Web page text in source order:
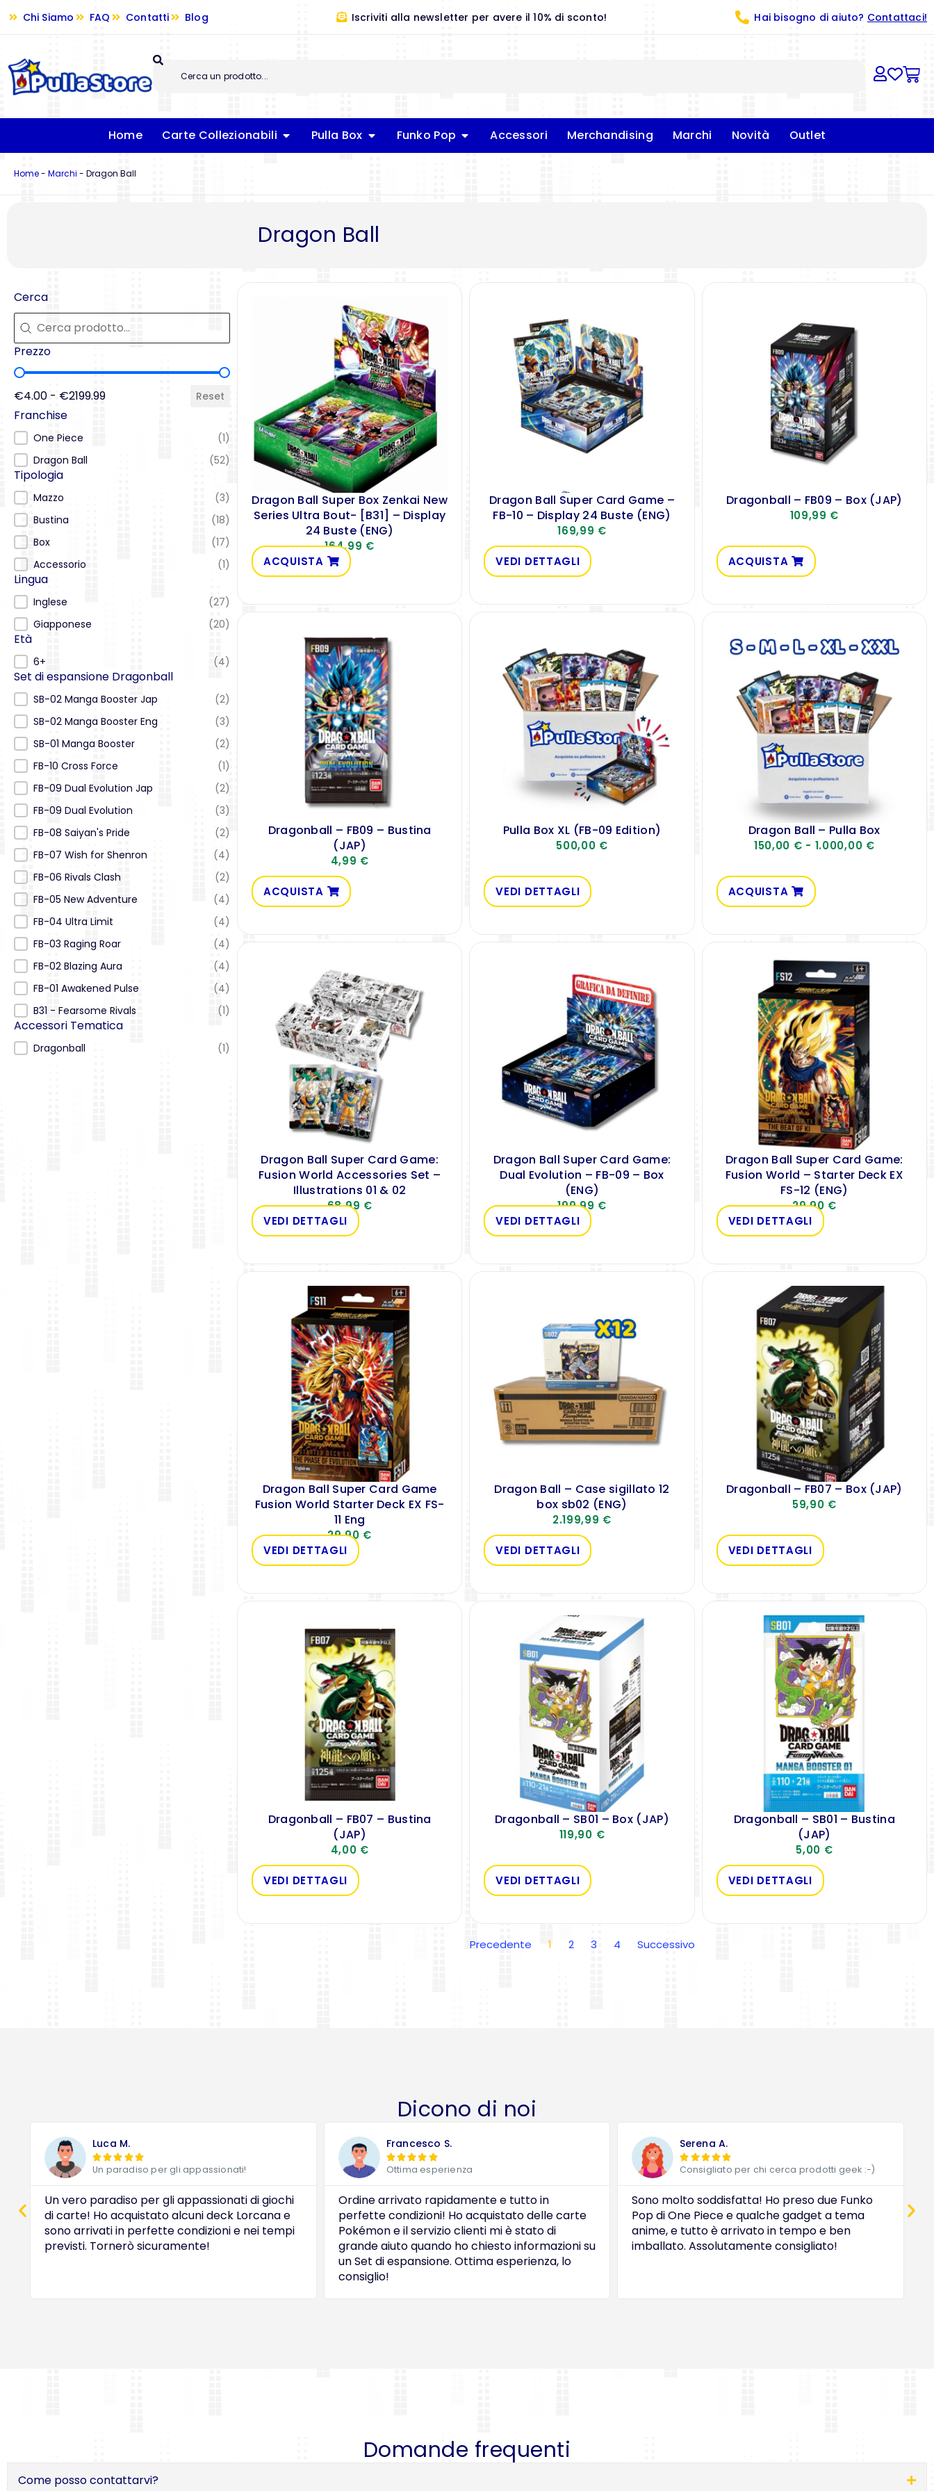
Chi Siamo FAQ Contatti Blog Iscriviti alla newsletter per avere il 10% di sconto! Hai bisogno di aiuto? Contattaci!
Home Carte Collezionabili Pulla Box Funko Pop Accessori Merchandising Marchi Novità Outlet
Home- Marchi - Dragon Ball
Dragon Ball
Cerca
Cerca
Cerca
Prezzo
Prezzo
€4.00 - €2199.99
Reset
Franchise
Franchise
One Piece
(1)
Dragon Ball
(52)
Tipologia
Tipologia
Mazzo
(3)
Bustina
(18)
Box
(17)
Accessorio
(1)
Lingua
LinguaInglese
(27)
Giapponese
(20)
Età
Età 6+ (4)
Set di espansione Dragonball
Set di espansione Dragonball
SB-02 Manga Booster Jap
(2)
SB-02 Manga Booster Eng
(3)
SB-01 Manga Booster
(2)
FB-10 Cross Force
(1)
FB-09 Dual Evolution Jap
(2)
FB-09 Dual Evolution
(3)
FB-08 Saiyan's Pride
(2)
FB-07 Wish for Shenron
(4)
FB-06 Rivals Clash
(2)
FB-05 New Adventure
(4)
FB-04 Ultra Limit
(4)
FB-03 Raging Roar
(4)
FB-02 Blazing Aura
(4)
FB-01 Awakened Pulse
(4)
B31 - Fearsome Rivals
(1)
Accessori Tematica
Accessori Tematica
Dragonball (1)
Dragon Ball Super Box Zenkai New
Series Ultra Bout- [B31] – Display
24 Buste (ENG)
164,99 €
ACQUISTA
Dragon Ball Super Card Game –
FB-10 – Display 24 Buste (ENG)
169,99 €
VEDI DETTAGLI
Dragonball – FB09 – Box (JAP)
109,99 €
ACQUISTA
Dragonball – FB09 – Bustina
(JAP)
4,99 €
ACQUISTA
Pulla Box XL (FB-09 Edition)
500,00 €
VEDI DETTAGLI
Dragon Ball – Pulla Box
150,00 € - 1.000,00 €
ACQUISTA
Dragon Ball Super Card Game:
Fusion World Accessories Set –
Illustrations 01 & 02
68,99 €
VEDI DETTAGLI
Dragon Ball Super Card Game:
Dual Evolution – FB-09 – Box
(ENG)
199,99 €
VEDI DETTAGLI
Dragon Ball Super Card Game:
Fusion World – Starter Deck EX
FS-12 (ENG)
29,90 €
VEDI DETTAGLI
Dragon Ball Super Card Game
Fusion World Starter Deck EX FS-
11 Eng
29,90 €
VEDI DETTAGLI
Dragon Ball – Case sigillato 12
box sb02 (ENG)
2.199,99 €
VEDI DETTAGLI
Dragonball – FB07 – Box (JAP)
59,90 €
VEDI DETTAGLI
Dragonball – FB07 – Bustina
(JAP)
4,00 €
VEDI DETTAGLI
Dragonball – SB01 – Box (JAP)
119,90 €
VEDI DETTAGLI
Dragonball – SB01 – Bustina
(JAP)
5,00 €
VEDI DETTAGLI
Precedente 1 2 3 4 Successivo
Dicono di noi
Luca M.
 
Un paradiso per gli appassionati!
Un vero paradiso per gli appassionati di giochi
di carte! Ho acquistato alcuni deck Lorcana e
sono arrivati in perfette condizioni e nei tempi
previsti. Tornerò sicuramente!
Francesco S.
 
Ottima esperienza
Ordine arrivato rapidamente e tutto in
perfette condizioni! Ho acquistato delle carte
Pokémon e il servizio clienti mi è stato di
grande aiuto quando ho chiesto informazioni su
un Set di espansione. Ottima esperienza, lo
consiglio!
Serena A.
 
Consigliato per chi cerca prodotti geek :-)
Sono molto soddisfatta! Ho preso due Funko
Pop di One Piece e qualche gadget a tema
anime, e tutto è arrivato in tempo e ben
imballato. Assolutamente consigliato!
Domande frequenti
Come posso contattarvi?